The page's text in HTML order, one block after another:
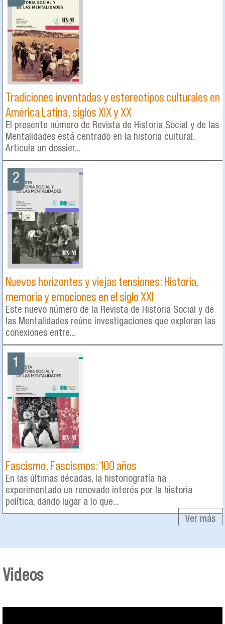
Tradiciones inventadas y estereotipos culturales en
América Latina, siglos XIX y XX
El presente número de Revista de Historia Social y de las
Mentalidades está centrado en la historia cultural.
Articula un dossier...
2
Nuevos horizontes y viejas tensiones: Historia,
memoria y emociones en el siglo XXI
Este nuevo número de la Revista de Historia Social y de
las Mentalidades reúne investigaciones que exploran las
conexiones entre...
1
Fascismo, Fascismos: 100 años
En las últimas décadas, la historiografía ha
experimentado un renovado interés por la historia
política, dando lugar a lo que...
Ver más
Videos